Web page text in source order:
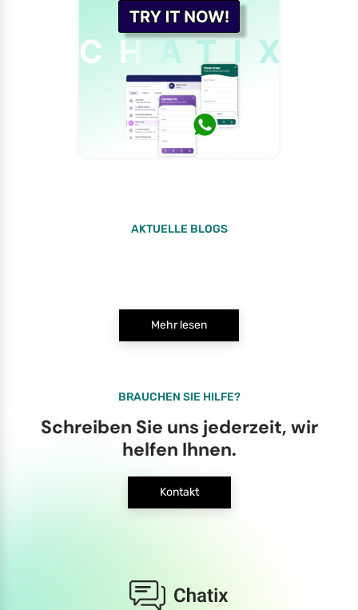
AKTUELLE BLOGS
Mehr lesen
BRAUCHEN SIE HILFE?
Schreiben Sie uns jederzeit, wir
helfen Ihnen.
Kontakt